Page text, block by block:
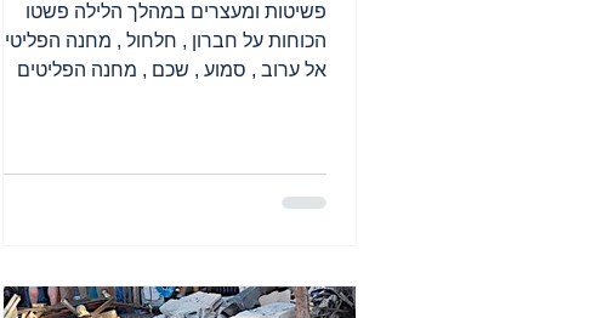
פשיטות ומעצרים במהלך הלילה פשטו
הכוחות על חברון , חלחול , מחנה הפליטים
אל ערוב , סמוע , שכם , מחנה הפליטים